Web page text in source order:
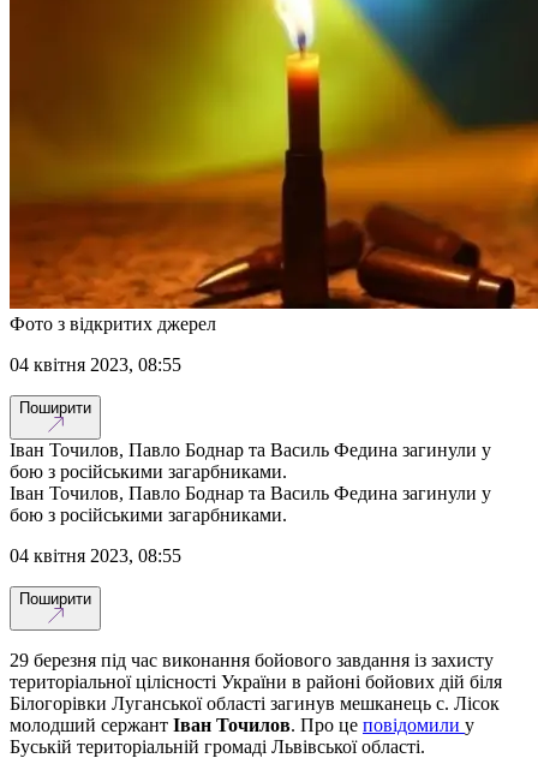
Фото з відкритих джерел
04 квітня 2023, 08:55
Поширити
Іван Точилов, Павло Боднар та Василь Федина загинули у
бою з російськими загарбниками.
Іван Точилов, Павло Боднар та Василь Федина загинули у
бою з російськими загарбниками.
04 квітня 2023, 08:55
Поширити
29 березня під час виконання бойового завдання із захисту
територіальної цілісності України в районі бойових дій біля
Білогорівки Луганської області загинув мешканець с. Лісок
молодший сержант Іван Точилов. Про це повідомили у
Буській територіальній громаді Львівської області.